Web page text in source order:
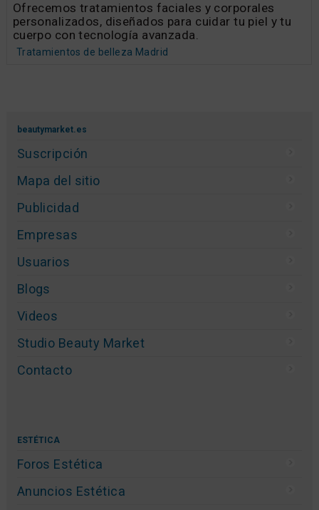
Ofrecemos tratamientos faciales y corporales
personalizados, diseñados para cuidar tu piel y tu
cuerpo con tecnología avanzada.
Tratamientos de belleza Madrid
beautymarket.es
Suscripción
Mapa del sitio
Publicidad
Empresas
Usuarios
Blogs
Videos
Studio Beauty Market
Contacto
ESTÉTICA
Foros Estética
Anuncios Estética